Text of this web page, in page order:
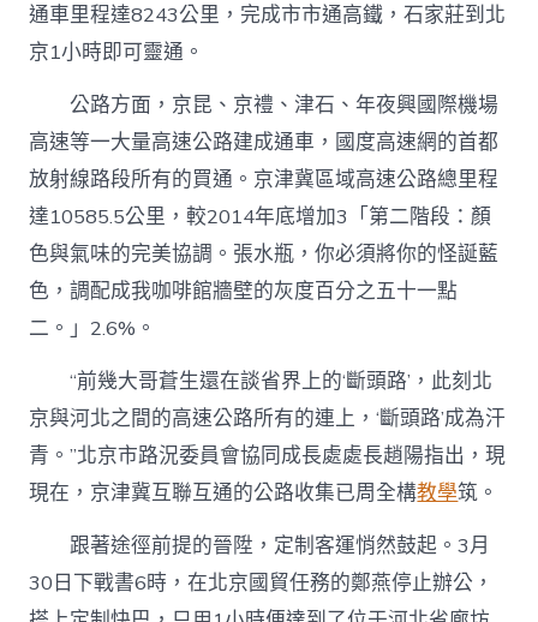
通車里程達8243公里，完成市市通高鐵，石家莊到北
京1小時即可靈通。
公路方面，京昆、京禮、津石、年夜興國際機場
高速等一大量高速公路建成通車，國度高速網的首都
放射線路段所有的買通。京津冀區域高速公路總里程
達10585.5公里，較2014年底增加3「第二階段：顏
色與氣味的完美協調。張水瓶，你必須將你的怪誕藍
色，調配成我咖啡館牆壁的灰度百分之五十一點
二。」2.6%。
“前幾大哥蒼生還在談省界上的‘斷頭路’，此刻北
京與河北之間的高速公路所有的連上，‘斷頭路’成為汗
青。”北京市路況委員會協同成長處處長趙陽指出，現
現在，京津冀互聯互通的公路收集已周全構教學筑。
跟著途徑前提的晉陞，定制客運悄然鼓起。3月
30日下戰書6時，在北京國貿任務的鄭燕停止辦公，